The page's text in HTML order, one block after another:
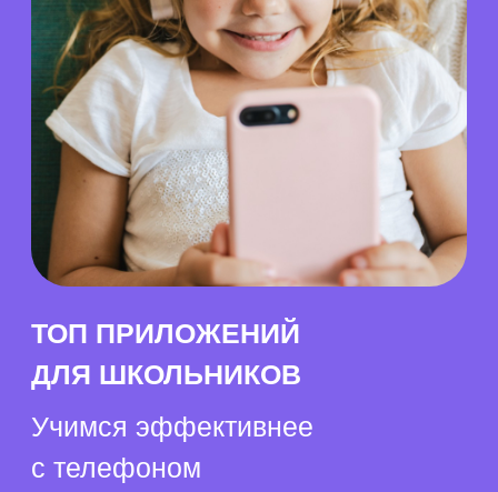
ТОП ПРИЛОЖЕНИЙ
ДЛЯ ШКОЛЬНИКОВ
Учимся эффективнее
с телефоном